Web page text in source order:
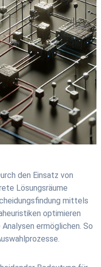
den Einsatz von
Lösungsräume
mittels
optimieren
ermöglichen. So